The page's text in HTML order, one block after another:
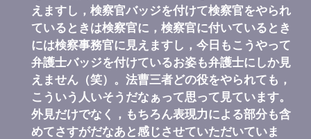
えますし，検察官バッジを付けて検察官をやられ
ているときは検察官に，検察官に付いているとき
には検察事務官に見えますし，今日もこうやって
弁護士バッジを付けているお姿も弁護士にしか見
えません（笑）。法曹三者どの役をやられても，
こういう人いそうだなぁって思って見ています。
外見だけでなく，もちろん表現力による部分も含
めてさすがだなあと感じさせていただいていま